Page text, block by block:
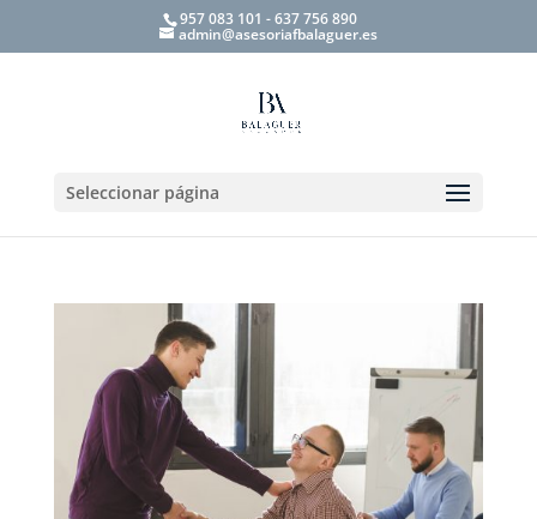
957 083 101 - 637 756 890
admin@asesoriafbalaguer.es
Seleccionar página